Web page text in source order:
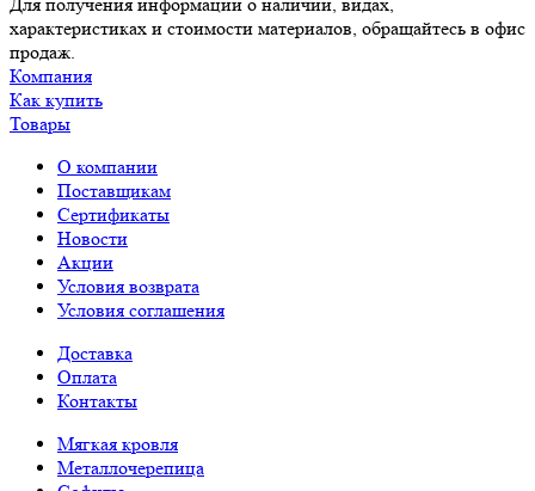
Для получения информации о наличии, видах,
характеристиках и стоимости материалов, обращайтесь в офис
продаж.
Компания
Как купить
Товары
О компании
Поставщикам
Сертификаты
Новости
Акции
Условия возврата
Условия соглашения
Доставка
Оплата
Контакты
Мягкая кровля
Металлочерепица